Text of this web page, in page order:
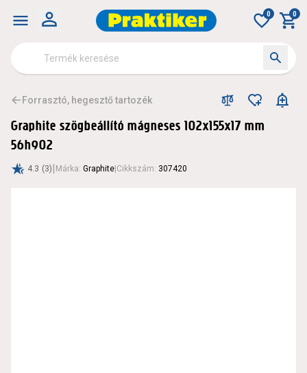
0 0
Forrasztó, hegesztő tartozék
Graphite szögbeállító mágneses 102x155x17 mm
56h902
4.3 (3)| Márka: Graphite Cikkszám: 307420
Graphite szögbeállító mágneses 102x155x17 mm 56h902